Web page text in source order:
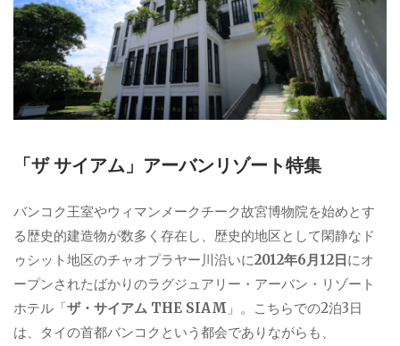
「ザ サイアム」アーバンリゾート特集
バンコク王室やウィマンメークチーク故宮博物院を始めとす
る歴史的建造物が数多く存在し、歴史的地区として閑静なド
ゥシット地区のチャオプラヤー川沿いに2012年6月12日にオ
ープンされたばかりのラグジュアリー・アーバン・リゾート
ホテル「ザ・サイアム THE SIAM 」。こちらでの2泊3日
は、タイの首都バンコクという都会でありながらも、